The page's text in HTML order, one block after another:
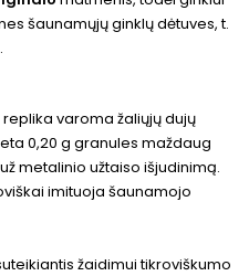
šaunamųjų ginklų dėtuves, t.
replika varoma žaliųjų dujų
0,20 g granules maždaug
metalinio užtaiso išjudinimą.
imituoja šaunamojo
žaidimui tikroviškumo